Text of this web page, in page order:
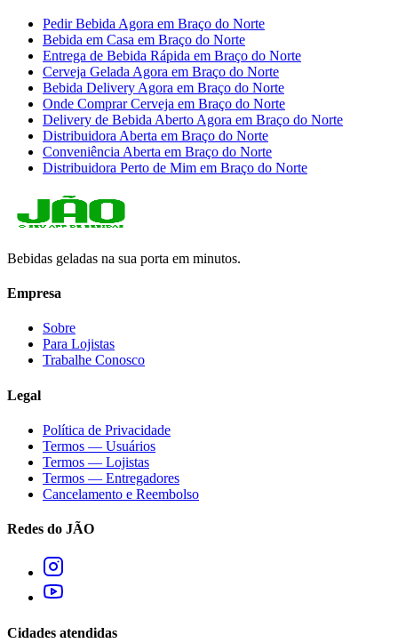
Pedir Bebida Agora em Braço do Norte
Bebida em Casa em Braço do Norte
Entrega de Bebida Rápida em Braço do Norte
Cerveja Gelada Agora em Braço do Norte
Bebida Delivery Agora em Braço do Norte
Onde Comprar Cerveja em Braço do Norte
Delivery de Bebida Aberto Agora em Braço do Norte
Distribuidora Aberta em Braço do Norte
Conveniência Aberta em Braço do Norte
Distribuidora Perto de Mim em Braço do Norte
Bebidas geladas na sua porta em minutos.
Empresa
Sobre
Para Lojistas
Trabalhe Conosco
Legal
Política de Privacidade
Termos — Usuários
Termos — Lojistas
Termos — Entregadores
Cancelamento e Reembolso
Redes do JÃO
Cidades atendidas